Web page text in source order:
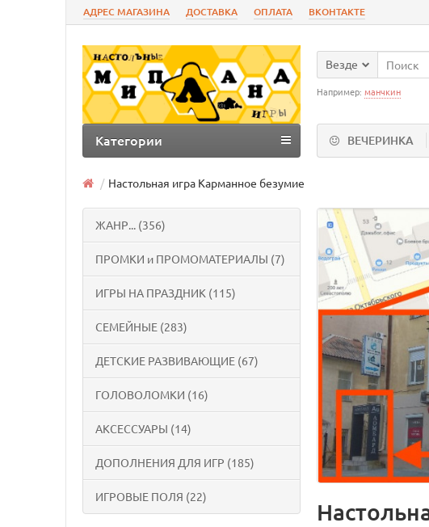
АДРЕС МАГАЗИНА ДОСТАВКА ОПЛАТА ВКОНТАКТЕ
Везде
Например: манчкин
ВЕЧЕРИНКА
Категории
Настольная игра Карманное безумие
ЖАНР... (356)
ПРОМКИ и ПРОМОМАТЕРИАЛЫ (7)
ИГРЫ НА ПРАЗДНИК (115)
СЕМЕЙНЫЕ (283)
ДЕТСКИЕ РАЗВИВАЮЩИЕ (67)
ГОЛОВОЛОМКИ (16)
АКСЕССУАРЫ (14)
ДОПОЛНЕНИЯ ДЛЯ ИГР (185)
ИГРОВЫЕ ПОЛЯ (22)